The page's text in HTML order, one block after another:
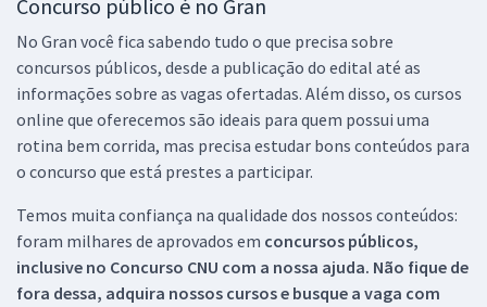
Concurso público é no Gran
No Gran você fica sabendo tudo o que precisa sobre
concursos públicos, desde a publicação do edital até as
informações sobre as vagas ofertadas. Além disso, os cursos
online que oferecemos são ideais para quem possui uma
rotina bem corrida, mas precisa estudar bons conteúdos para
o concurso que está prestes a participar.
Temos muita confiança na qualidade dos nossos conteúdos:
foram milhares de aprovados em concursos públicos,
inclusive no Concurso CNU com a nossa ajuda. Não fique de
fora dessa, adquira nossos cursos e busque a vaga com